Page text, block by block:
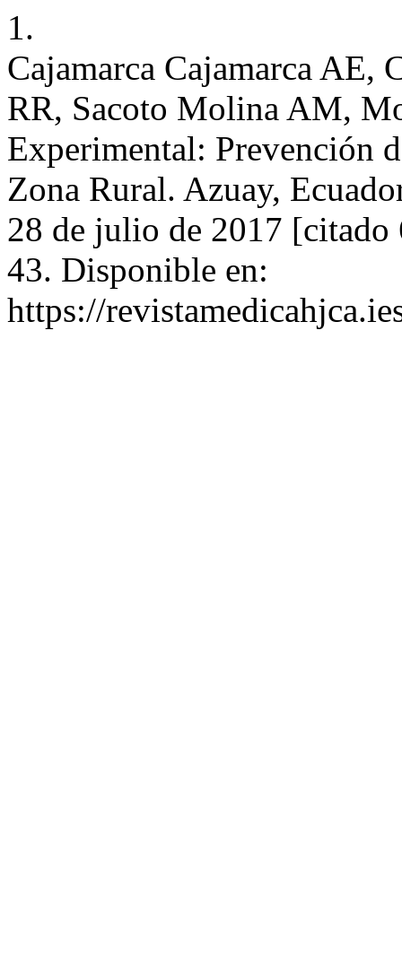
1.
Cajamarca Cajamarca
RR, Sacoto Molina AM,
Experimental: Prevención
Zona Rural. Azuay,
28 de julio de 2017
43. Disponible en:
https://